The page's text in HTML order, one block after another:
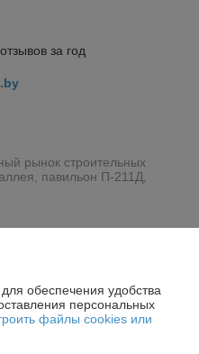
за год
рынок строительных
павильон П-211Д,
21:00
обеспечения удобства
персональных
файлы cookies или